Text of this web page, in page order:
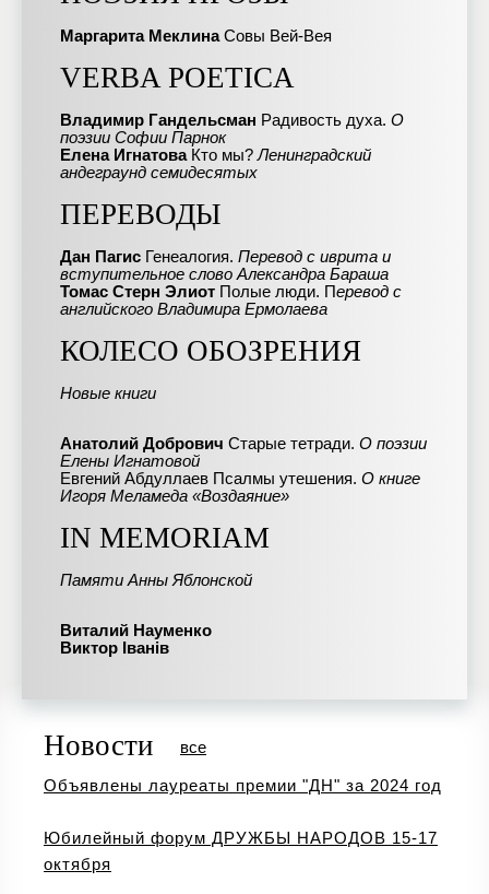
Маргарита МеклинаСовы Вей-Вея
VERBA POETICA
Владимир Гандельсман Радивость духа. О
поэзии Софии Парнок
Елена ИгнатоваКто мы?Ленинградский
андеграунд семидесятых
ПЕРЕВОДЫ
Дан Пагис Генеалогия. Перевод с иврита и
вступительное слово Александра Бараша
Томас Стерн Элиот Полые люди. Перевод с
английского Владимира Ермолаева
КОЛЕСО ОБОЗРЕНИЯ
Новые книги
Анатолий Добрович Старые тетради. О поэзии
Елены Игнатовой
Евгений Абдуллаев Псалмы утешения. О книге
Игоря Меламеда «Воздаяние»
IN MEMORIAM
Памяти Анны Яблонской
Виталий Науменко
Виктор Iванiв
Новости
Объявлены лауреаты премии "ДН" за 2024 год
Юбилейный форум ДРУЖБЫ НАРОДОВ 15-17
октября
все